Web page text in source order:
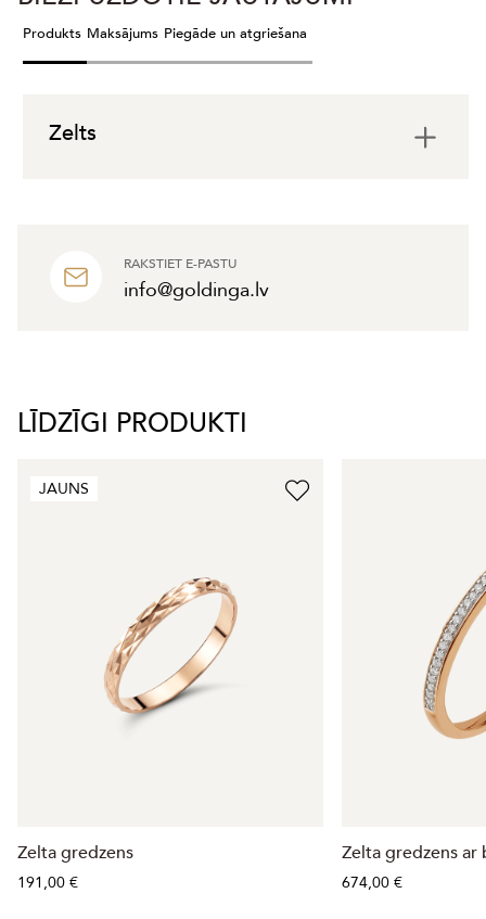
RAKSTIET E-PASTU
info@goldinga.lv
Produkts Maksājums Piegāde un atgriešana
Zelts
LĪDZĪGI PRODUKTI
JAUNS
Zelta gredzens
191,00 €
Zelta gredzens
674,00 €